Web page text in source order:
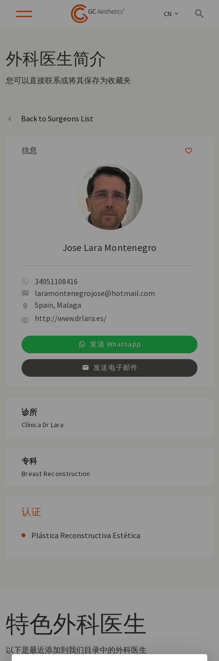
CN
外科医生简介
您可以直接联系或将其保存为收藏夹
Back to Surgeons List
信息
Jose Lara Montenegro
34951108416
laramontenegrojose@hotmail.com
Spain, Malaga
http://www.drlara.es/
发送 Whatsapp
发送电子邮件
诊所
Clínica Dr Lara
专科
Breast Reconstruction
认证
Plástica Reconstructiva Estética
特色外科医生
以下是最近添加到我们目录中的外科医生